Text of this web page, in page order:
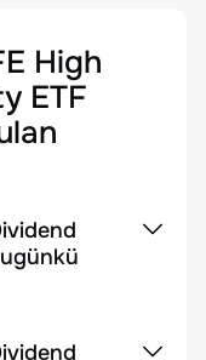
High
ETF